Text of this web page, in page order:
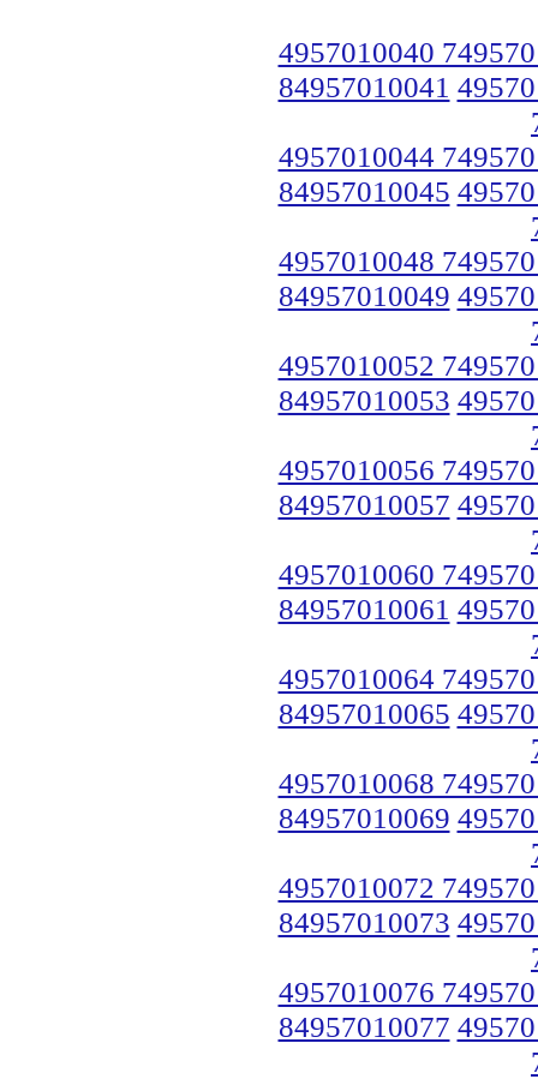
4957010040
84957010041
4957010044
84957010045
4957010048
84957010049
4957010052
84957010053
4957010056
84957010057
4957010060
84957010061
4957010064
84957010065
4957010068
84957010069
4957010072
84957010073
4957010076
84957010077